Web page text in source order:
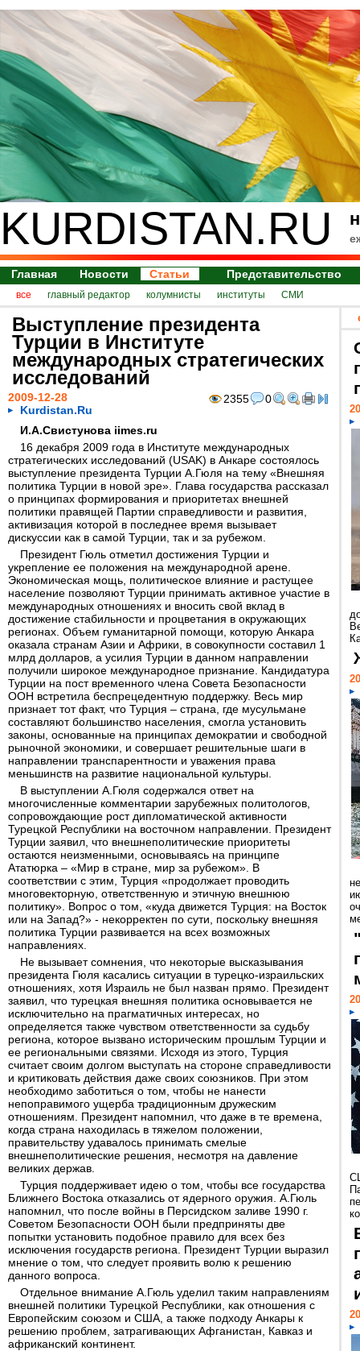
KURDISTAN.RU
Главная Новости Статьи Представительство
все главный редактор колумнисты институты СМИ
Выступление президента
Турции в Институте
международных стратегических
исследований
2355 0
2009-12-28
Kurdistan.Ru
И.А.Свистунова iimes.ru
16 декабря 2009 года в Институте международных
стратегических исследований (USAK) в Анкаре состоялось
выступление президента Турции А.Гюля на тему «Внешняя
политика Турции в новой эре». Глава государства рассказал
о принципах формирования и приоритетах внешней
политики правящей Партии справедливости и развития,
активизация которой в последнее время вызывает
дискуссии как в самой Турции, так и за рубежом.
Президент Гюль отметил достижения Турции и
укрепление ее положения на международной арене.
Экономическая мощь, политическое влияние и растущее
население позволяют Турции принимать активное участие в
международных отношениях и вносить свой вклад в
достижение стабильности и процветания в окружающих
регионах. Объем гуманитарной помощи, которую Анкара
оказала странам Азии и Африки, в совокупности составил 1
млрд долларов, а усилия Турции в данном направлении
получили широкое международное признание. Кандидатура
Турции на пост временного члена Совета Безопасности
ООН встретила беспрецедентную поддержку. Весь мир
признает тот факт, что Турция – страна, где мусульмане
составляют большинство населения, смогла установить
законы, основанные на принципах демократии и свободной
рыночной экономики, и совершает решительные шаги в
направлении транспарентности и уважения права
меньшинств на развитие национальной культуры.
В выступлении А.Гюля содержался ответ на
многочисленные комментарии зарубежных политологов,
сопровождающие рост дипломатической активности
Турецкой Республики на восточном направлении. Президент
Турции заявил, что внешнеполитические приоритеты
остаются неизменными, основываясь на принципе
Ататюрка – «Мир в стране, мир за рубежом». В
соответствии с этим, Турция «продолжает проводить
многовекторную, ответственную и этичную внешнюю
политику». Вопрос о том, «куда движется Турция: на Восток
или на Запад?» - некорректен по сути, поскольку внешняя
политика Турции развивается на всех возможных
направлениях.
Не вызывает сомнения, что некоторые высказывания
президента Гюля касались ситуации в турецко-израильских
отношениях, хотя Израиль не был назван прямо. Президент
заявил, что турецкая внешняя политика основывается не
исключительно на прагматичных интересах, но
определяется также чувством ответственности за судьбу
региона, которое вызвано историческим прошлым Турции и
ее региональными связями. Исходя из этого, Турция
считает своим долгом выступать на стороне справедливости
и критиковать действия даже своих союзников. При этом
необходимо заботиться о том, чтобы не нанести
непоправимого ущерба традиционным дружеским
отношениям. Президент напомнил, что даже в те времена,
когда страна находилась в тяжелом положении,
правительству удавалось принимать смелые
внешнеполитические решения, несмотря на давление
великих держав.
Турция поддерживает идею о том, чтобы все государства
Ближнего Востока отказались от ядерного оружия. А.Гюль
напомнил, что после войны в Персидском заливе 1990 г.
Советом Безопасности ООН были предприняты две
попытки установить подобное правило для всех без
исключения государств региона. Президент Турции выразил
мнение о том, что следует проявить волю к решению
данного вопроса.
Отдельное внимание А.Гюль уделил таким направлениям
внешней политики Турецкой Республики, как отношения с
Европейским cоюзом и США, а также подходу Анкары к
решению проблем, затрагивающих Афганистан, Кавказ и
африканский континент.